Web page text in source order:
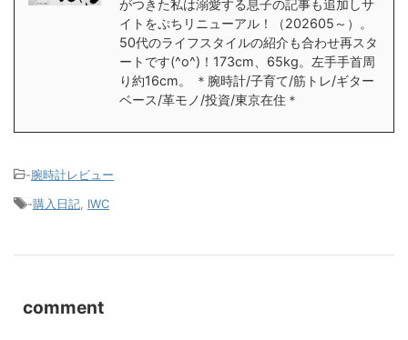
がつきた私は溺愛する息子の記事も追加しサ
イトをぷちリニューアル！（202605～）。
50代のライフスタイルの紹介も合わせ再スタ
ートです(^o^)！173cm、65kg。左手手首周
り約16cm。 ＊腕時計/子育て/筋トレ/ギター
ベース/革モノ/投資/東京在住＊
-腕時計レビュー
-購入日記 IWC
comment